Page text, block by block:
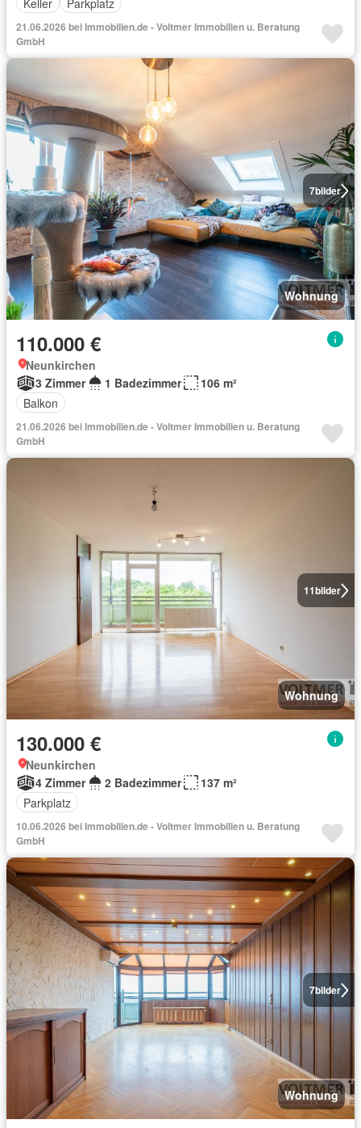
21.06.2026 bei Immobilien.de - Voltmer Immobilien u. Beratung
GmbH
7bilder
Wohnung
110.000 €
Neunkirchen
3 Zimmer
1 Badezimmer
106 m²
Balkon
21.06.2026 bei Immobilien.de - Voltmer Immobilien u. Beratung
GmbH
11bilder
Wohnung
130.000 €
Neunkirchen
4 Zimmer
2 Badezimmer
137 m²
Parkplatz
10.06.2026 bei Immobilien.de - Voltmer Immobilien u. Beratung
GmbH
7bilder
Wohnung